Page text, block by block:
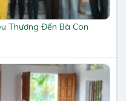
Thương Đến Bà Con